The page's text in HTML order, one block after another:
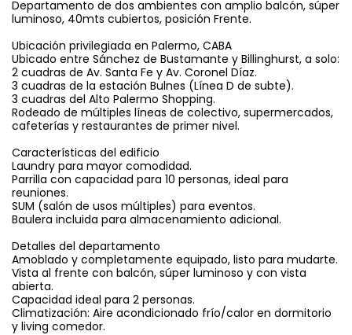
Departamento de dos ambientes con amplio balcón, súper
luminoso, 40mts cubiertos, posición Frente.
Ubicación privilegiada en Palermo, CABA
Ubicado entre Sánchez de Bustamante y Billinghurst, a solo:
2 cuadras de Av. Santa Fe y Av. Coronel Díaz.
3 cuadras de la estación Bulnes (Línea D de subte).
3 cuadras del Alto Palermo Shopping.
Rodeado de múltiples líneas de colectivo, supermercados,
cafeterías y restaurantes de primer nivel.
Características del edificio
Laundry para mayor comodidad.
Parrilla con capacidad para 10 personas, ideal para
reuniones.
SUM (salón de usos múltiples) para eventos.
Baulera incluida para almacenamiento adicional.
Detalles del departamento
Amoblado y completamente equipado, listo para mudarte.
Vista al frente con balcón, súper luminoso y con vista
abierta.
Capacidad ideal para 2 personas.
Climatización: Aire acondicionado frío/calor en dormitorio
y living comedor.